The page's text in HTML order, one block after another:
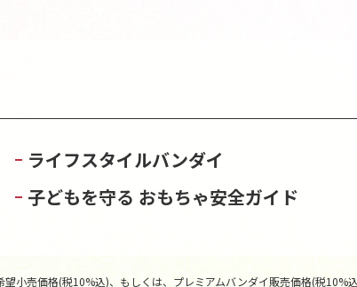
ライフスタイルバンダイ
子どもを守る おもちゃ安全ガイド
小売価格(税10%込)、もしくは、プレミアムバンダイ販売価格(税10%込